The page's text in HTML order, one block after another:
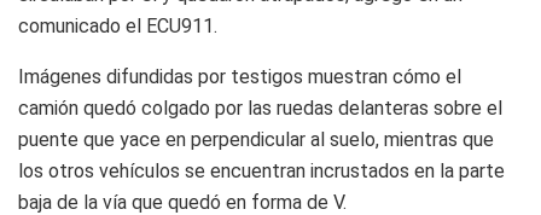
comunicado el ECU911.
Imágenes difundidas por testigos muestran cómo el
camión quedó colgado por las ruedas delanteras sobre el
puente que yace en perpendicular al suelo, mientras que
los otros vehículos se encuentran incrustados en la parte
baja de la vía que quedó en forma de V.